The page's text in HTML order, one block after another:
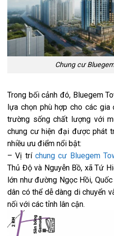
Chung cư
Trong bối cảnh đó, Bluegem
lựa chọn phù hợp cho các
trường sống chất lượng với
chung cư hiện đại được phát
nhiều ưu điểm nổi bật:
– Vị tríchung cư Bluegem
Thủ Độ và Nguyễn Bồ, xã Tứ
lớn như đường Ngọc Hồi,
dân có thể dễ dàng di chuyển
nối với các tỉnh lân cận.